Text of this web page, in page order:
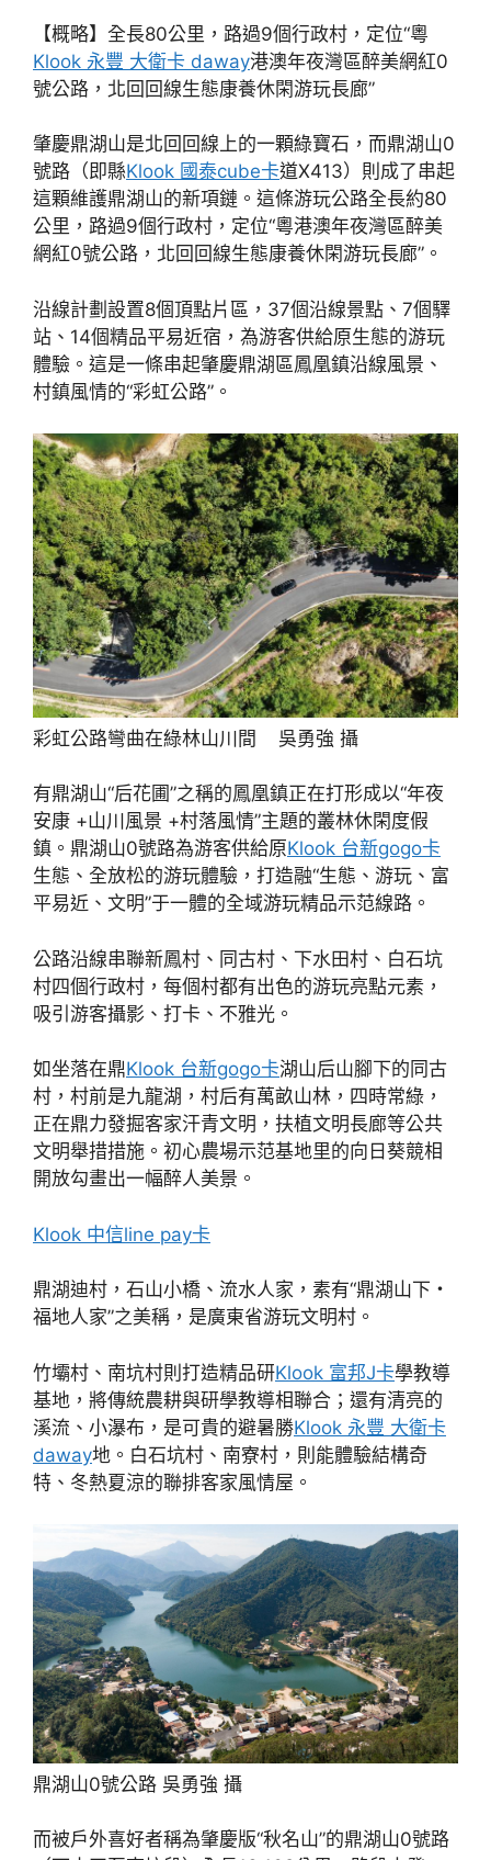
【概略】全長80公里，路過9個行政村，定位“粵
Klook 永豐 大衛卡 daway港澳年夜灣區醉美網紅0
號公路，北回回線生態康養休閑游玩長廊”
肇慶鼎湖山是北回回線上的一顆綠寶石，而鼎湖山0
號路（即縣Klook 國泰cube卡道X413）則成了串起
這顆維護鼎湖山的新項鏈。這條游玩公路全長約80
公里，路過9個行政村，定位“粵港澳年夜灣區醉美
網紅0號公路，北回回線生態康養休閑游玩長廊”。
沿線計劃設置8個頂點片區，37個沿線景點、7個驛
站、14個精品平易近宿，為游客供給原生態的游玩
體驗。這是一條串起肇慶鼎湖區鳳凰鎮沿線風景、
村鎮風情的“彩虹公路”。
彩虹公路彎曲在綠林山川間 吳勇強 攝
有鼎湖山“后花圃”之稱的鳳凰鎮正在打形成以“年夜
安康 +山川風景 +村落風情”主題的叢林休閑度假
鎮。鼎湖山0號路為游客供給原Klook 台新gogo卡
生態、全放松的游玩體驗，打造融“生態、游玩、富
平易近、文明”于一體的全域游玩精品示范線路。
公路沿線串聯新鳳村、同古村、下水田村、白石坑
村四個行政村，每個村都有出色的游玩亮點元素，
吸引游客攝影、打卡、不雅光。
如坐落在鼎Klook 台新gogo卡湖山后山腳下的同古
村，村前是九龍湖，村后有萬畝山林，四時常綠，
正在鼎力發掘客家汗青文明，扶植文明長廊等公共
文明舉措措施。初心農場示范基地里的向日葵競相
開放勾畫出一幅醉人美景。
Klook 中信line pay卡
鼎湖迪村，石山小橋、流水人家，素有“鼎湖山下・
福地人家”之美稱，是廣東省游玩文明村。
竹壩村、南坑村則打造精品研Klook 富邦J卡學教導
基地，將傳統農耕與研學教導相聯合；還有清亮的
溪流、小瀑布，是可貴的避暑勝Klook 永豐 大衛卡
daway地。白石坑村、南寮村，則能體驗結構奇
特、冬熱夏涼的聯排客家風情屋。
鼎湖山0號公路 吳勇強 攝
而被戶外喜好者稱為肇慶版“秋名山”的鼎湖山0號路